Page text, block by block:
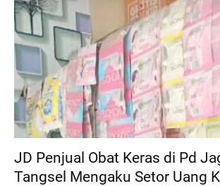
JD Penjual Obat Keras di Pd
Tangsel Mengaku Setor Uang